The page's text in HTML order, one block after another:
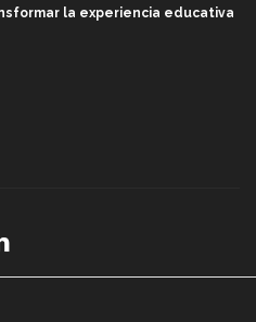
la experiencia educativa